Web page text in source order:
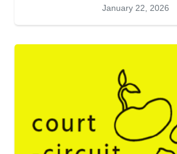
January 22, 2026